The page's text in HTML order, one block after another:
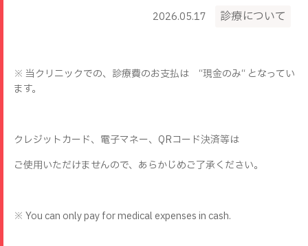
2026.05.17 診療について
※ 当クリニックでの、診療費のお支払は “現金のみ“ となってい
ます。
クレジットカード、電子マネー、QRコード決済等は
ご使用いただけませんので、あらかじめご了承ください。
※ You can only pay for medical expenses in cash.